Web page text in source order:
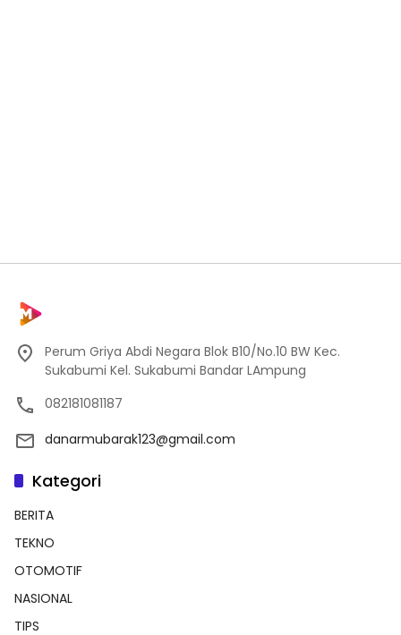
Perum Griya Abdi Negara Blok B10/No.10 BW Kec.
Sukabumi Kel. Sukabumi Bandar LAmpung
082181081187
danarmubarak123@gmail.com
Kategori
BERITA
TEKNO
OTOMOTIF
NASIONAL
TIPS